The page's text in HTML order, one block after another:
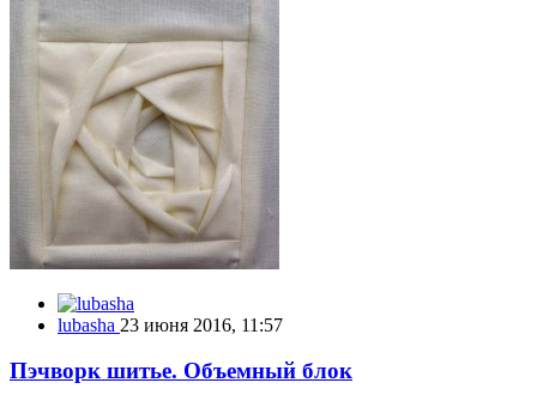
lubasha 23 июня 2016, 11:57
Пэчворк шитье. Объемный блок